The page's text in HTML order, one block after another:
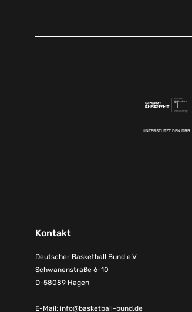
UNTERSTÜTZT DEN DBB
Kontakt
Deutscher Basketball Bund e.V
Schwanenstraße 6-10
D-58089 Hagen
E-Mail: info@basketball-bund.de